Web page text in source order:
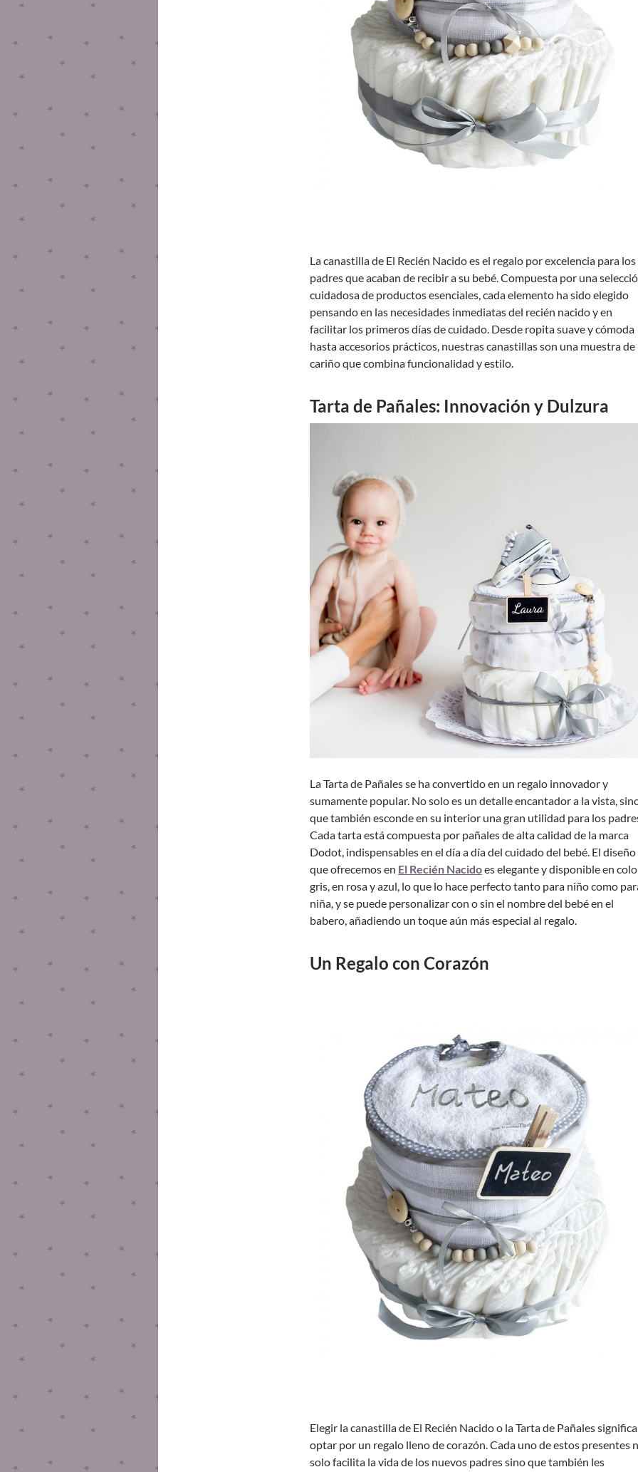
La canastilla de El Recién Nacido es el regalo por excelencia para los
padres que acaban de recibir a su bebé. Compuesta por una
cuidadosa de productos esenciales, cada elemento ha sido elegido
pensando en las necesidades inmediatas del recién nacido y en
facilitar los primeros días de cuidado. Desde ropita suave y cómoda
hasta accesorios prácticos, nuestras canastillas son una muestra de
cariño que combina funcionalidad y estilo.
Tarta de Pañales: Innovación y Dulzura
La Tarta de Pañales se ha convertido en un regalo innovador y
sumamente popular. No solo es un detalle encantador a la vista,
que también esconde en su interior una gran utilidad para los
Cada tarta está compuesta por pañales de alta calidad de la marca
Dodot, indispensables en el día a día del cuidado del bebé. El diseño
que ofrecemos en El Recién Nacidoes elegante y disponible en
gris, en rosa y azul, lo que lo hace perfecto tanto para niño como
niña, y se puede personalizar con o sin el nombre del bebé en el
babero, añadiendo un toque aún más especial al regalo.
Un Regalo con Corazón
Elegir la canastilla de El Recién Nacido o la Tarta de Pañales significa
optar por un regalo lleno de corazón. Cada uno de estos presentes
solo facilita la vida de los nuevos padres sino que también les